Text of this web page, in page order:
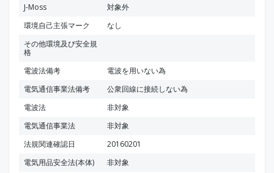
J-Moss
対象外
環境自己主張マーク
なし
その他環境及び安全規
格
電波法備考
電波を用いない為
電気通信事業法備考
公衆回線に接続しない為
電波法
非対象
電気通信事業法
非対象
法規関連確認日
20160201
電気用品安全法(本体)
非対象